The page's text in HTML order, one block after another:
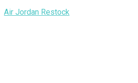
Air Jordan Restock